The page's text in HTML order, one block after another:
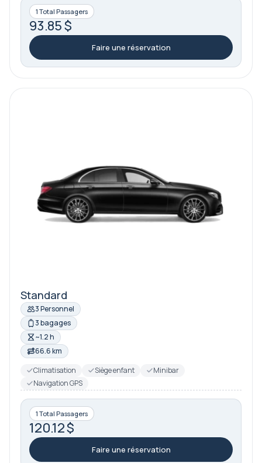
1 Total Passagers
93.85 $
Faire une réservation
Standard
3 Personnel
3 bagages
~1.2 h
66.6 km
Climatisation
Siège enfant
Minibar
Navigation GPS
1 Total Passagers
120.12 $
Faire une réservation